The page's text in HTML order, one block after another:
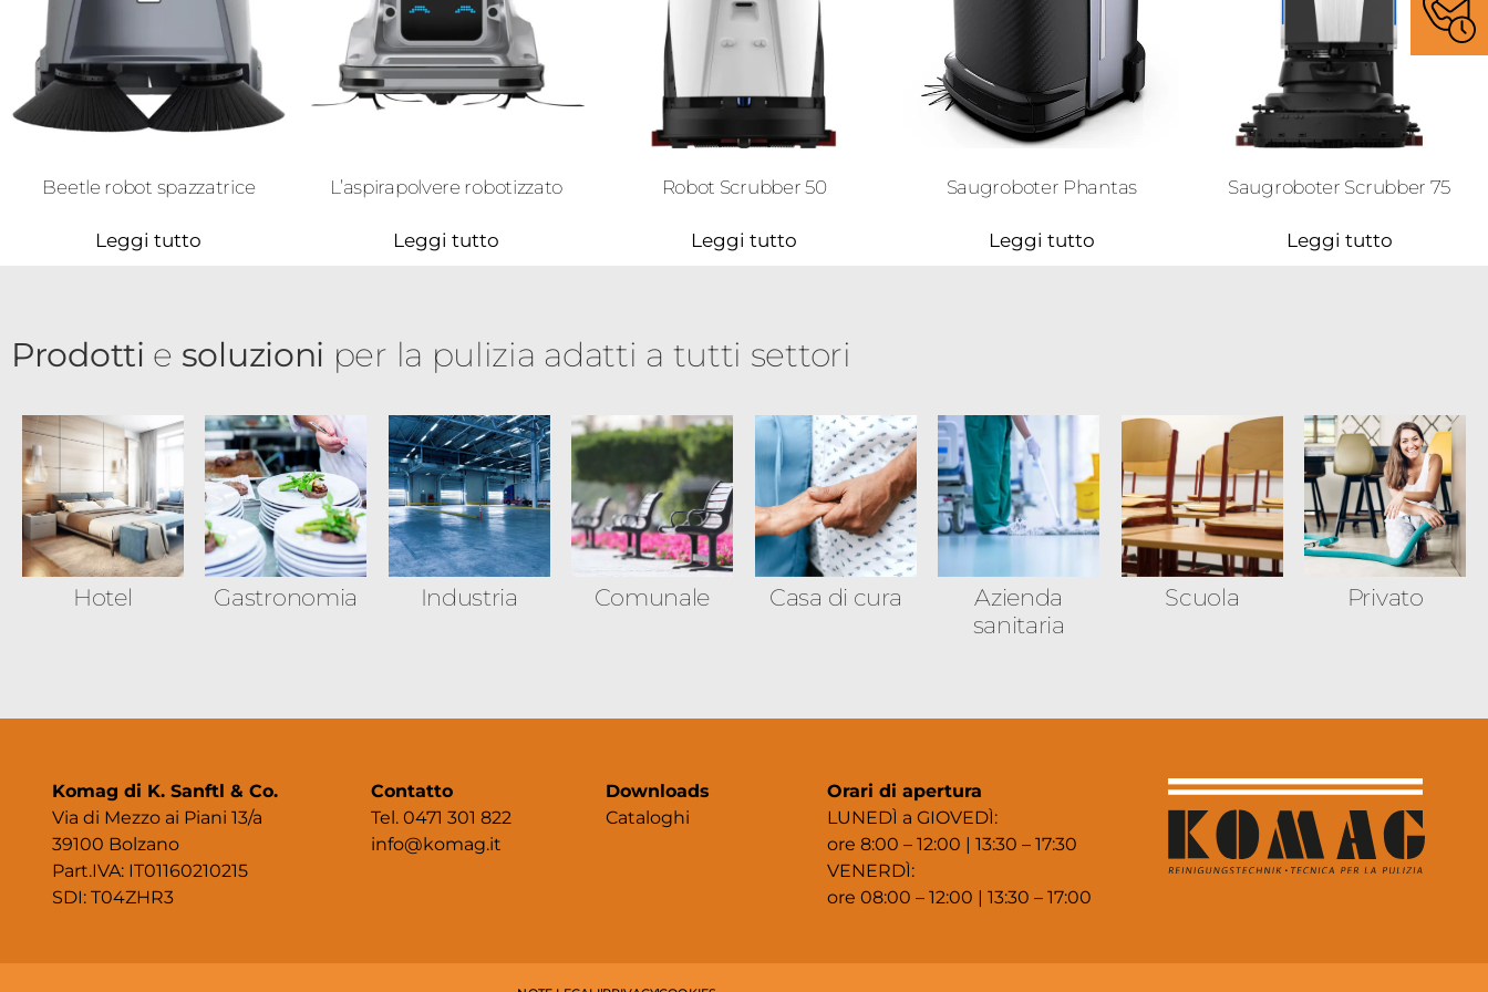
Beetle robot spazzatrice
Leggi tutto
L’aspirapolvere robotizzato
Leggi tutto
Robot Scrubber 50
Leggi tutto
Saugroboter Phantas
Leggi tutto
Saugroboter Scrubber 75
Leggi tutto
Prodotti e soluzioni per la pulizia adatti a tutti settori
Hotel Gastronomia Industria Comunale Casa di cura
Azienda
sanitaria
Scuola Privato
Komag di K. Sanftl & Co.
Via di Mezzo ai Piani 13/a
39100 Bolzano
Part.IVA: IT01160210215
SDI: T04ZHR3
Contatto
Tel. 0471 301 822
info@komag.it
Downloads
Cataloghi
Orari di apertura
LUNEDÌ a GIOVEDÌ:
ore 8:00 – 12:00 | 13:30 – 17:30
VENERDÌ:
ore 08:00 – 12:00 | 13:30 – 17:00